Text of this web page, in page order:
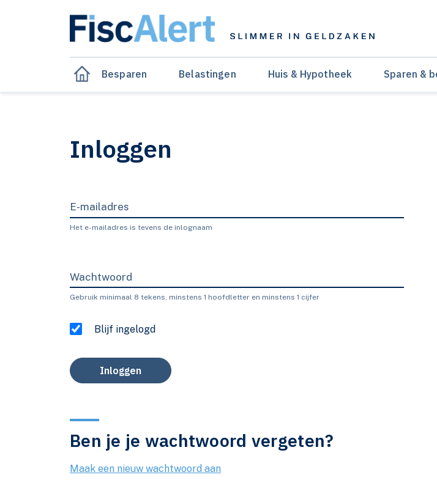
Besparen Belastingen Huis & Hypotheek Sparen &
Inloggen
E-mailadres
Het e-mailadres is tevens de inlognaam
Wachtwoord
Gebruik minimaal 8 tekens, minstens 1 hoofdletter en minstens 1 cijfer
Blijf ingelogd
Inloggen
Ben je je wachtwoord vergeten?
Maak een nieuw wachtwoord aan